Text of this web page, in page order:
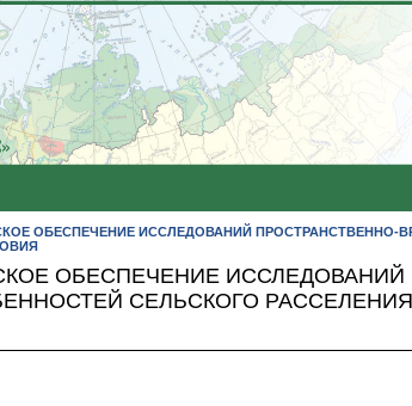
ОБЕСПЕЧЕНИЕ ИССЛЕДОВАНИЙ ПРОСТРАНСТВЕННО-
ОБЕСПЕЧЕНИЕ ИССЛЕДОВАНИЙ
СЕЛЬСКОГО РАССЕЛЕНИЯ